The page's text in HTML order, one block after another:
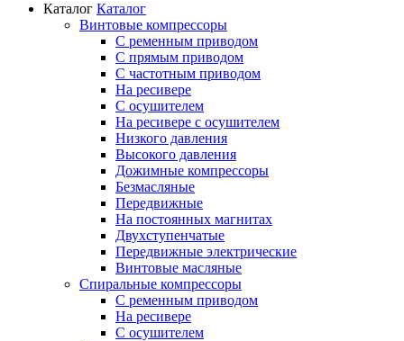
Каталог Каталог
Винтовые компрессоры
С ременным приводом
С прямым приводом
С частотным приводом
На ресивере
С осушителем
На ресивере с осушителем
Низкого давления
Высокого давления
Дожимные компрессоры
Безмасляные
Передвижные
На постоянных магнитах
Двухступенчатые
Передвижные электрические
Винтовые масляные
Спиральные компрессоры
С ременным приводом
На ресивере
С осушителем